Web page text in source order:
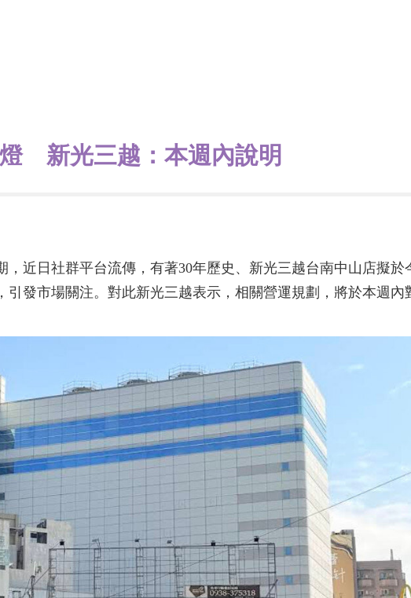
新光三越：本週內說明
近日社群平台流傳，有著30年歷史、新光三越台南中山店擬於
發市場關注。對此新光三越表示，相關營運規劃，將於本週內